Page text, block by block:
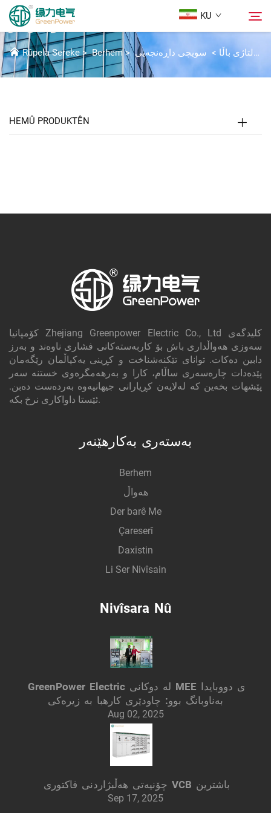
KU
Berhem
کلیدی لود بريکر
Rûpela Sereke>Berhem> پۆتەسیلەکانی ڤۆلتاژی باڵا> سویچی داڕەنجەیی
HEMÛ PRODUKTÊN
کۆمپانیا Zhejiang Greenpower Electric Co., Ltd کلیدگه‌ی
سەوزی هەواڵداری باش بۆ کاربەستەکانی فشاری ناوەند و بەرز
دابین دەکات. توانای تێکنەشناخت و کڕینی یەکپاڵمان رێگەمان
پێدەدات چارەسەری ساڵام، کارا و بەرهەمگرەوی خستنە سەر
پێشهات بخەین کە لەلایەن کڕیارانی جیهانیەوە بەردەست دەبن.
ئێستا داواکاری نرخ بکە.
بەستەری بەکارهێنەر
Berhem
هەواڵ
Der barê Me
Çareserî
Daxistin
Li Ser Nivîsain
Nivîsara Nû
GreenPower Electric لە دوکانی MEE ی دووبایدا
بەناوبانگ بوو: چاودێری کارهبا بە زیرەکی
Aug 02, 2025
چۆنیەتی هەڵبژاردنی فاکتوری VCB باشترین
Sep 17, 2025